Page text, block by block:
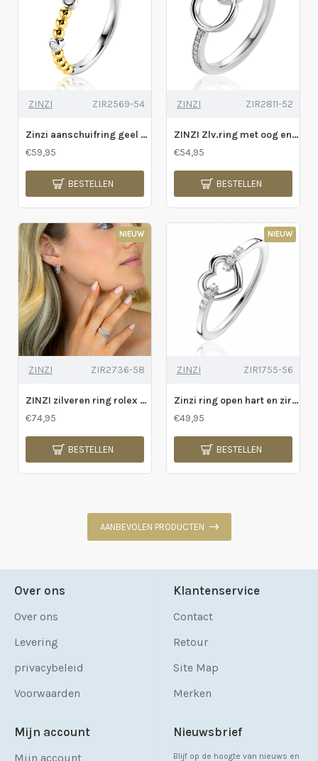
ZINZI ZIR2569-54
Zinzi aanschuifring geel vergulde bolletjes 3x zirconia - 2010686
€59,95
BESTELLEN
ZINZI ZIR2811-52
ZINZI Zlv.ring met oog en hartje en zirconia's in de band - 2011545
€54,95
BESTELLEN
NIEUW
ZINZI ZIR2736-58
ZINZI zilveren ring rolex style poli satine - 2010978
€74,95
BESTELLEN
NIEUW
ZINZI ZIR1755-56
Zinzi ring open hart en zirconia's in de band - 2009574
€49,95
BESTELLEN
AANBEVOLEN PRODUCTEN
Over ons
Over ons
Levering
privacybeleid
Voorwaarden
Klantenservice
Contact
Retour
Site Map
Merken
Mijn account
Mijn account
Nieuwsbrief
Blijf op de hoogte van nieuws en